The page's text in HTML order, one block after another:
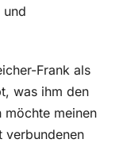
und
Frank als
was ihm den
möchte meinen
verbundenen